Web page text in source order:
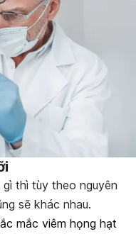
thì tùy theo nguyên
sẽ khác nhau.
mắc viêm họng hạt